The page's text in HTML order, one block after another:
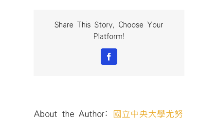
Share This Story, Choose Your
Platform!
Facebook
About the Author:
國立中央大學尤努